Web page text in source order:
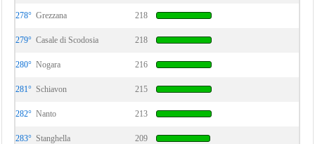
278° Grezzana 218
279° Casale di Scodosia 218
280° Nogara 216
281° Schiavon 215
282° Nanto 213
283° Stanghella 209